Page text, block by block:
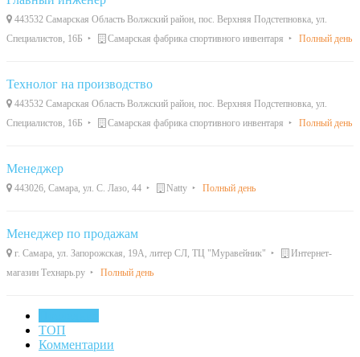
443532 Самарская Область Волжский район, пос. Верхняя Подстепновка, ул.
Специалистов, 16Б
Самарская фабрика спортивного инвентаря Полный день
Технолог на производство
443532 Самарская Область Волжский район, пос. Верхняя Подстепновка, ул.
Специалистов, 16Б
Самарская фабрика спортивного инвентаря Полный день
Менеджер
443026, Самара, ул. С. Лазо, 44 Natty Полный день
Менеджер по продажам
г. Самара, ул. Запорожская, 19А, литер СЛ, ТЦ "Муравейник"
Интернет-
магазин Технарь.ру
Полный день
ТОП
Комментарии